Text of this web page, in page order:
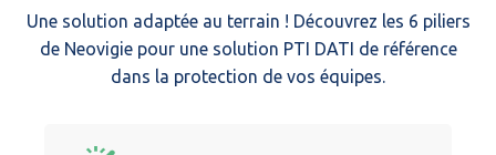
Une solution adaptée au terrain ! Découvrez les 6 piliers
de Neovigie pour une solution PTI DATI de référence
dans la protection de vos équipes.